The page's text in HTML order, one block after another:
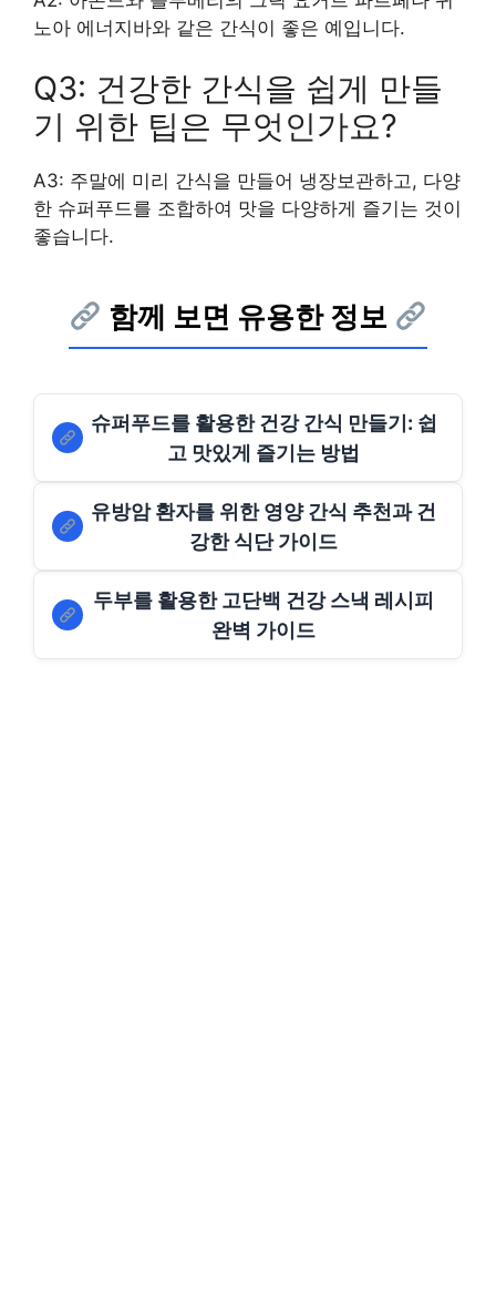
노아 에너지바와 같은 간식이 좋은 예입니다.
Q3: 건강한 간식을 쉽게 만들
기 위한 팁은 무엇인가요?
A3: 주말에 미리 간식을 만들어 냉장보관하고, 다양
한 슈퍼푸드를 조합하여 맛을 다양하게 즐기는 것이
좋습니다.
함께 보면 유용한 정보
슈퍼푸드를 활용한 건강 간식 만들기: 쉽
고 맛있게 즐기는 방법
유방암 환자를 위한 영양 간식 추천과 건
강한 식단 가이드
두부를 활용한 고단백 건강 스낵 레시피
완벽 가이드